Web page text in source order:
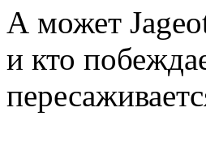
А может
и кто